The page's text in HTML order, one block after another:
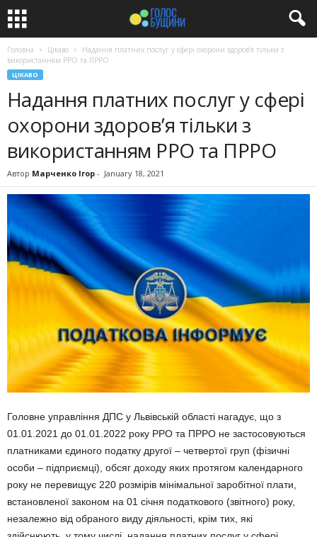
Головна Цікаво
Надання платних послуг у сфері охорони здоров’я тільки з
використанням РРО та ПРРО
ЦІКАВО
Надання платних послуг у сфері
охорони здоров’я тільки з
використанням РРО та ПРРО
Автор Марченко Ігор - January 18, 2021
Головне управління ДПС у Львівській області нагадує, що з
01.01.2021 до 01.01.2022 року РРО та ПРРО не застосовуються
платниками єдиного податку другої – четвертої груп (фізичні
особи – підприємці), обсяг доходу яких протягом календарного
року не перевищує 220 розмірів мінімальної заробітної плати,
встановленої законом на 01 січня податкового (звітного) року,
незалежно від обраного виду діяльності, крім тих, які